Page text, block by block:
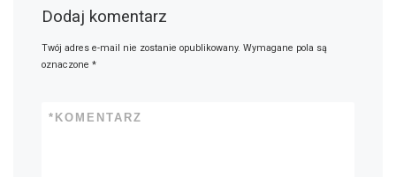
Dodaj komentarz
Twój adres e-mail nie zostanie opublikowany. Wymagane pola są
oznaczone*
KOMENTARZ
*